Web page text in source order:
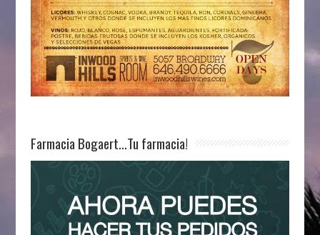
Farmacia Bogaert…Tu farmacia!